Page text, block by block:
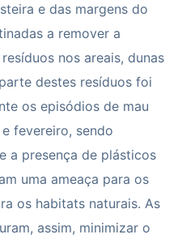
e das margens do
a remover a
nos areais, dunas
destes resíduos foi
os episódios de mau
fevereiro, sendo
a presença de plásticos
uma ameaça para os
os habitats naturais. As
assim, minimizar o